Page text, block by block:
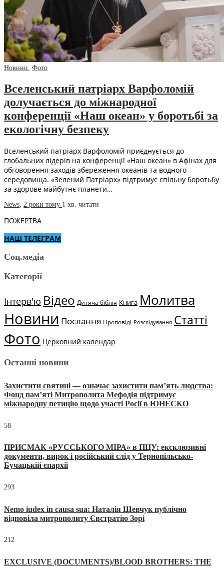
Новини, Фото
Вселенський патріарх Варфоломій
долучається до міжнародної
конференції «Наш океан» у боротьбі за
екологічну безпеку
Вселенський патріарх Варфоломій приєднується до
глобальних лідерів на конференції «Наш океан» в Афінах для
обговорення заходів збереження океанів та водного
середовища. «Зелений Патріарх» підтримує спільну боротьбу
за здорове майбутнє планети…
News, 2 роки тому 1 хв. читати
ПОЖЕРТВА
НАШ ТЕЛЕГРАМ
Соц.медіа
Категорії
Інтерв'ю Відео Дитяча біблія Книга Молитва
Новини Послання Проповіді Розслідування Статті
Фото Церковний календар
Останні новини
Захистити святині — означає захистити пам’ять людства:
Фонд пам’яті Митрополита Мефодія підтримує
міжнародну петицію щодо участі Росії в ЮНЕСКО
58
ПРИСМАК «РУССЬКОГО МІРА» в ПЦУ: ексклюзивні
документи, вирок і російський слід у Тернопільсько-
Бучацькій єпархії
293
Nemo iudex in causa sua: Наталія Шевчук публічно
відповіла митрополиту Євстратію Зорі
212
EXCLUSIVE (DOCUMENTS)/BLOOD BROTHERS: THE